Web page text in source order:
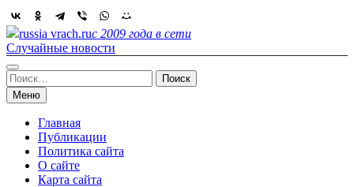
Skip
to
content
russia vrach.ruс 2009 года в сети
Случайные новости
Найти:
Меню
Главная
Публикации
Политика сайта
О сайте
Карта сайта